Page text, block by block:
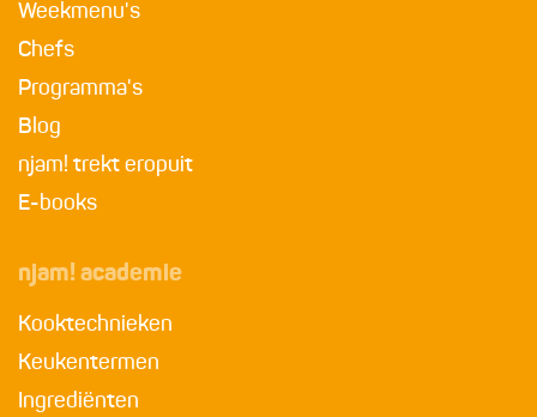
Weekmenu's
Chefs
Programma's
Blog
njam! trekt eropuit
E-books
njam! academie
Kooktechnieken
Keukentermen
Ingrediënten